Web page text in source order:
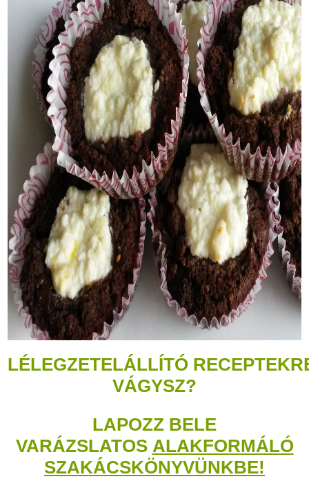
LÉLEGZETELÁLLÍTÓ
VÁGYSZ?
LAPOZZ BELE
VARÁZSLATOS ALAKFORMÁLÓ
SZAKÁCSKÖNYVÜNKBE!